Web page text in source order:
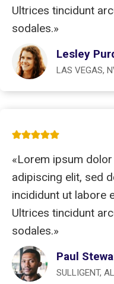
Ultrices tincidunt
sodales.»
Lesley
LAS VEGAS,
«Lorem ipsum
adipiscing elit, sed
incididunt ut labore
Ultrices tincidunt
sodales.»
Paul
SULLIGENT, AL